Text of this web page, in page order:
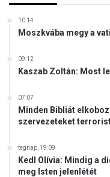
10:14
Moszkvába megy a
09:12
Kaszab Zoltán: Most
07:07
Minden Bibliát
szervezeteket
tegnap, 19:09
Kedl Olívia: Mindig a
meg Isten jelenlétét